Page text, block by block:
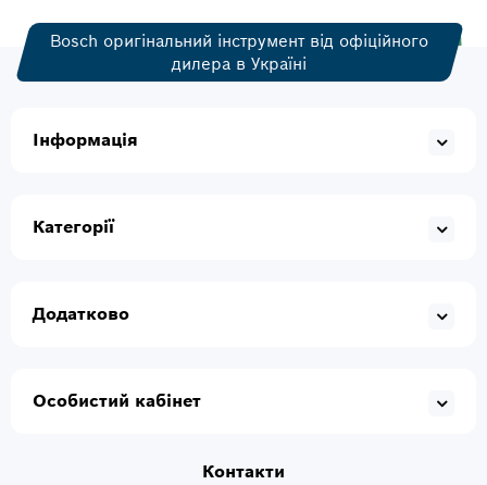
Bosch оригінальний інструмент від офіційного
дилера в Україні
Інформація
Категорії
Додатково
Особистий кабінет
Контакти